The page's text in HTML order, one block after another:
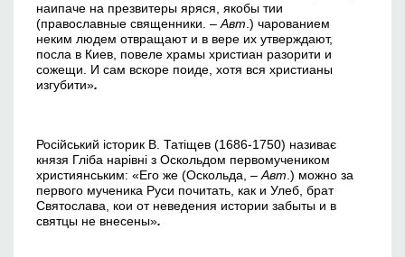
наипаче на презвитеры яряся, якобы тии
(православные священники. – Авт .) чарованием
неким людем отвращают и в вере их утверждают,
посла в Киев, повеле храмы христиан разорити и
сожещи. И сам вскоре поиде, хотя вся христианы
изгубити».
Російський історик В. Татіщев (1686-1750) називає
князя Гліба нарівні з Оскольдом первомучеником
християнським: «Его же (Оскольда, – Авт .) можно за
первого мученика Руси почитать, как и Улеб, брат
Святослава, кои от неведения истории забыты и в
святцы не внесены».